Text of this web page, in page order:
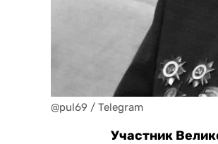
@pul69 / Telegram
Участник